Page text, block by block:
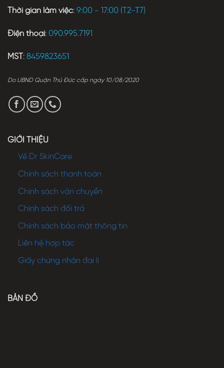
Thời gian làm việc: 9:00 - 17:00 (T2-T7)
Điện thoại: 090.995.7191
MST : 8459823651
Do UBND Quận Thủ Đức cấp ngày 10/08/2020
GIỚI THIỆU
Về Dr SkinCare
Chính sách thanh toán
Chính sách vận chuyển
Chính sách đổi trả
Chính sách bảo mật thông tin
Liên hệ hợp tác
Giấy chứng nhận đại lí
BẢN ĐỒ